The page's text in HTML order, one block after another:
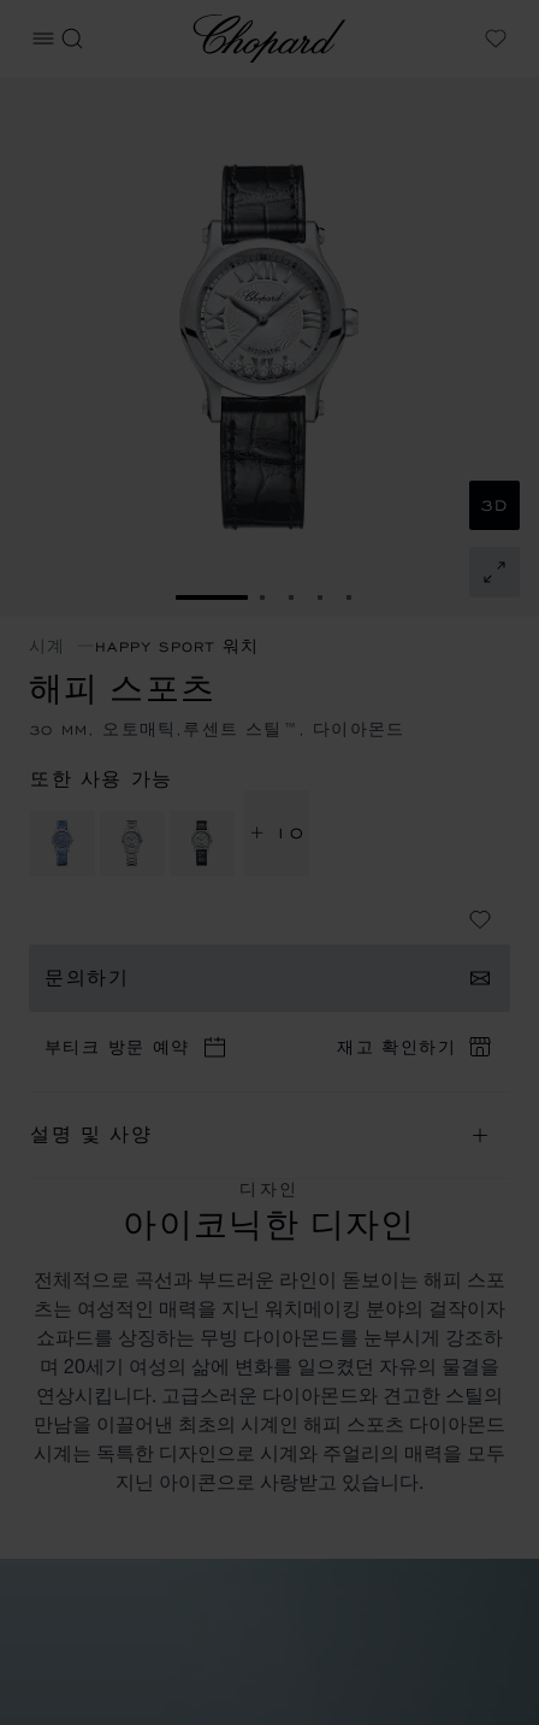
메뉴 열기
검색
Chopard
My
슬라이드로 이동 1
슬라이드로 이동 2
슬라이드로 이동 3
슬라이드로 이동 4
슬라이드로 이동 5
3D
시계 HAPPY SPORT 워치
해피 스포츠
30 MM, 오토매틱,루센트 스틸™, 다이아몬드
또한 사용 가능
+ 10
문의하기
부티크 방문 예약 재고 확인하기
설명 및 사양
디자인
아이코닉한 디자인
전체적으로 곡선과 부드러운 라인이 돋보이는 해피 스포
츠는 여성적인 매력을 지닌 워치메이킹 분야의 걸작이자
쇼파드를 상징하는 무빙 다이아몬드를 눈부시게 강조하
며 20세기 여성의 삶에 변화를 일으켰던 자유의 물결을
연상시킵니다. 고급스러운 다이아몬드와 견고한 스틸의
만남을 이끌어낸 최초의 시계인 해피 스포츠 다이아몬드
시계는 독특한 디자인으로 시계와 주얼리의 매력을 모두
지닌 아이콘으로 사랑받고 있습니다.